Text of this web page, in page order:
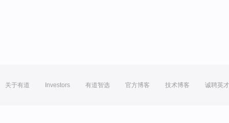
关于有道 Investors 有道智选 官方博客 技术博客 诚聘英才